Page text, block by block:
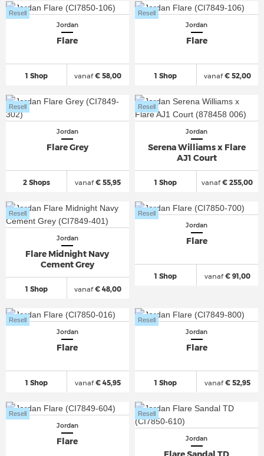
Jordan
Flare
1 Shop
Resell
vanaf€ 58,00
Jordan
Flare
1 Shop
Resell
vanaf€ 52,00
Jordan
Flare Grey
2 Shops
Resell
vanaf€ 55,95
Jordan
Serena Williams x Flare
AJ1 Court
1 Shop
Resell
vanaf€ 255,00
Jordan
Flare Midnight Navy
Cement Grey
1 Shop
Resell
vanaf€ 48,00
Jordan
Flare
1 Shop
Resell
vanaf€ 91,00
Jordan
Flare
1 Shop
Resell
vanaf€ 45,95
Jordan
Flare
1 Shop
Resell
vanaf€ 52,95
Jordan
Flare
Resell
Jordan
Resell